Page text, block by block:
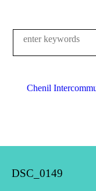
Chenil
DSC_0149